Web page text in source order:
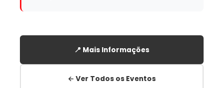
📍 Mais Informações
← Ver Todos os Eventos